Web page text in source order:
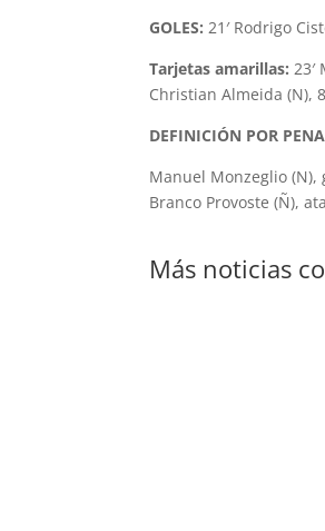
GOLES: 21′ Rodrigo
Tarjetas amarillas: 23′
Christian Almeida (N),
DEFINICIÓN POR
Manuel Monzeglio (N),
Branco Provoste (Ñ),
Más noticias